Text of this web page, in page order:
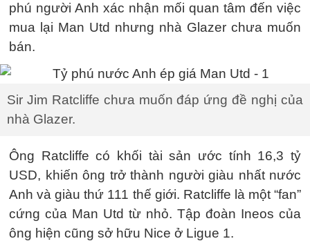
phú người Anh xác nhận mối quan tâm đến việc
mua lại Man Utd nhưng nhà Glazer chưa muốn
bán.
Sir Jim Ratcliffe chưa muốn đáp ứng đề nghị của
nhà Glazer.
Ông Ratcliffe có khối tài sản ước tính 16,3 tỷ
USD, khiến ông trở thành người giàu nhất nước
Anh và giàu thứ 111 thế giới. Ratcliffe là một “fan”
cứng của Man Utd từ nhỏ. Tập đoàn Ineos của
ông hiện cũng sở hữu Nice ở Ligue 1.